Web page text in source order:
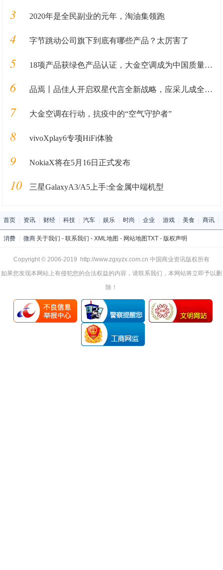
3 2020年是全民副业的元年，淘油集领跑
4 字节跳动公司旗下到底有哪些产品？太厉害了
5 18项产品获绿色产品认证，大金空调成为中国质量认证中心“绿色产品首批获证企业”
6 品焉丨品佳人开启双星代言全新战略，应采儿成全新代言人
7 大金空调在行动，抗疫中的“空气守护者”
8 vivoXplay6专项HiFi体验
9 NokiaX将在5月16日正式发布
10 三星GalaxyA3/A5上手:全金属中端机型
首页 资讯 财经 科技 汽车 娱乐 时尚 企业 游戏 美食 商讯
消费 微商 关于我们 - 联系我们 - XML地图 - 网站地图TXT- 版权声明
Copyright © 2006-2019 http://www.zgsyzx.com.cn 中国商业资讯版权所有
如果您发现本网站上有侵犯您的合法权益的内容，请联系我们，本网站将立即予以删
除！